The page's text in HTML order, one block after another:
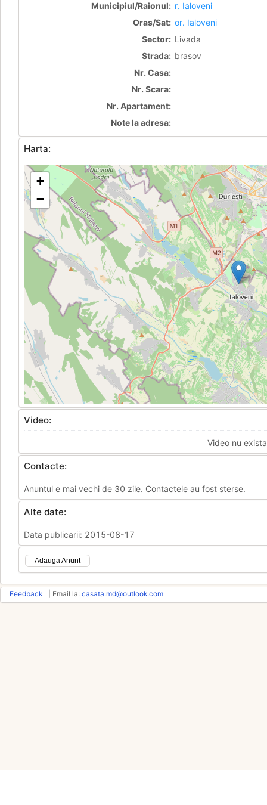
Municipiul/Raionul: r. Ialoveni
Oras/Sat: or. Ialoveni
Sector: Livada
Strada: brasov
Nr. Casa:
Nr. Scara:
Nr. Apartament:
Note la adresa:
Harta:
+
−
Video:
Video nu
Contacte:
Anuntul e mai vechi de 30 zile. Contactele au fost sterse.
Alte date:
Data publicarii: 2015-08-17
Adauga Anunt
Feedback | Email la: casata.md@outlook.com